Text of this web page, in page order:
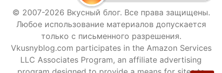
© 2007-2026 Вкусный блог. Все права защищены.
Любое использование материалов допускается
только с письменного разрешения.
Vkusnyblog.com participates in the Amazon Services
LLC Associates Program, an affiliate advertising